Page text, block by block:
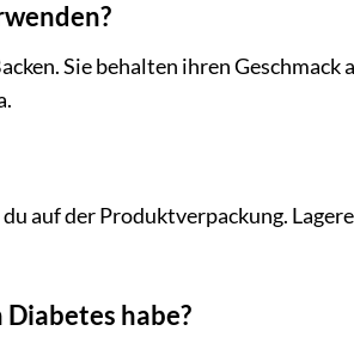
Sie behalten ihren Geschmack
auf der Produktverpackung.
habe?